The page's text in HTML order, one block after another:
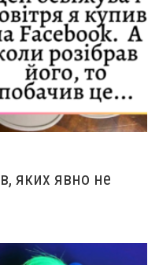
яких явно не